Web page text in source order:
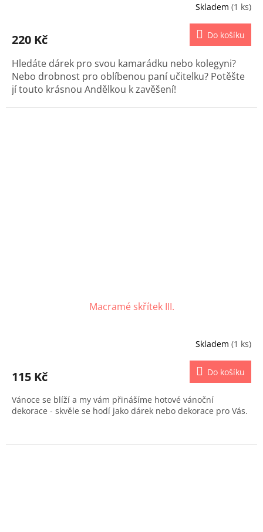
Skladem (1 ks)
220 Kč Do košíku
Hledáte dárek pro svou kamarádku nebo kolegyni?
Nebo drobnost pro oblíbenou paní učitelku? Potěšte
jí touto krásnou Andělkou k zavěšení!
Macramé skřítek III.
Skladem (1 ks)
115 Kč Do košíku
Vánoce se blíží a my vám přinášíme hotové vánoční
dekorace - skvěle se hodí jako dárek nebo dekorace pro Vás.